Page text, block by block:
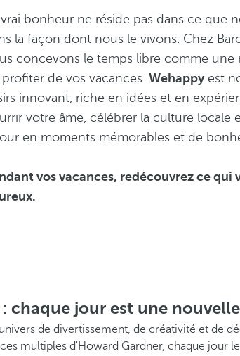
vrai bonheur ne réside pas dans ce que
la façon dont nous le vivons. Chez
concevons le temps libre comme une
de vos vacances. Wehappyest
innovant, riche en idées et en
votre âme, célébrer la culture locale
en moments mémorables et de
vos vacances, redécouvrez ce qui
chaque jour est une
de divertissement, de créativité et de
multiples d'Howard Gardner, chaque jour